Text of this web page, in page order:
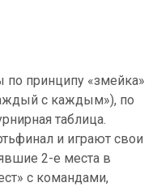
по принципу «змейка»
с каждым»), по
таблица.
и играют свои
2-е места в
с командами,